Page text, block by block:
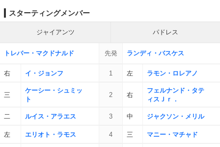
スターティングメンバー
ジャイアンツ パドレス
トレバー・マクドナルド 先発 ランディ・バスケス
右 イ・ジョンフ 1 左 ラモン・ロレアノ
三
ケーシー・シュミッ
ト
2 右
フェルナンド・タテ
ィスＪｒ．
二 ルイス・アラエス 3 中 ジャクソン・メリル
左 エリオト・ラモス 4 三 マニー・マチャド